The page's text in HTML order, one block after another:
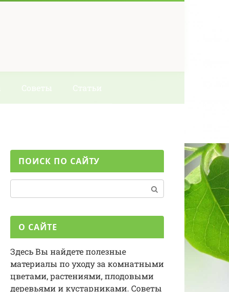
Советы Статьи
ПОИСК ПО САЙТУ
О САЙТЕ
Здесь Вы найдете полезные
материалы по уходу за комнатными
цветами, растениями, плодовыми
деревьями и кустарниками. Советы